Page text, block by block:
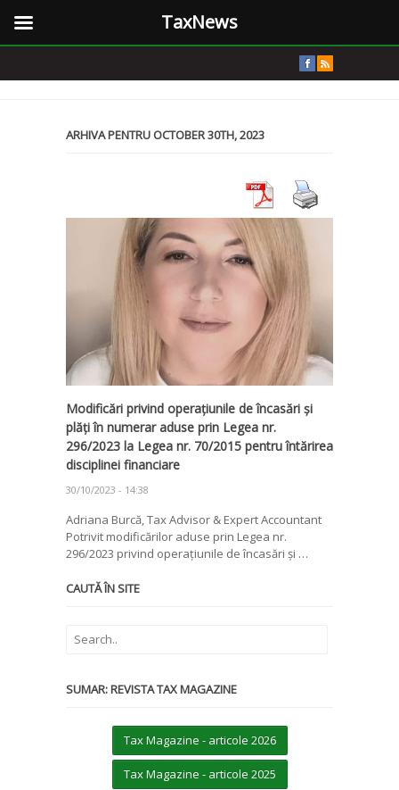
ARHIVA PENTRU OCTOBER 30TH, 2023
Modificări privind operațiunile de încasări și
plăți în numerar aduse prin Legea nr.
296/2023 la Legea nr. 70/2015 pentru întărirea
disciplinei financiare
30/10/2023 - 14:38
Adriana Burcă, Tax Advisor & Expert Accountant
Potrivit modificărilor aduse prin Legea nr.
296/2023 privind operațiunile de încasări și …
CAUTĂ ÎN SITE
SUMAR: REVISTA TAX MAGAZINE
Tax Magazine - articole 2026
Tax Magazine - articole 2025
TaxNews